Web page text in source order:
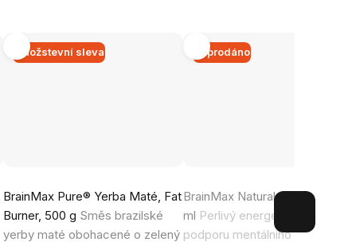
Množstevní sleva
BrainMax Pure® Yerba Maté, Fat
Burner, 500 g Směs brazilské
yerby maté obohacené o zelený
hodnocení
produktu
Vyprodáno
BrainMax Natural Energy®, 250
ml Perlivý energetický nápoj
podporu mentálního i
hodnocení
produktu